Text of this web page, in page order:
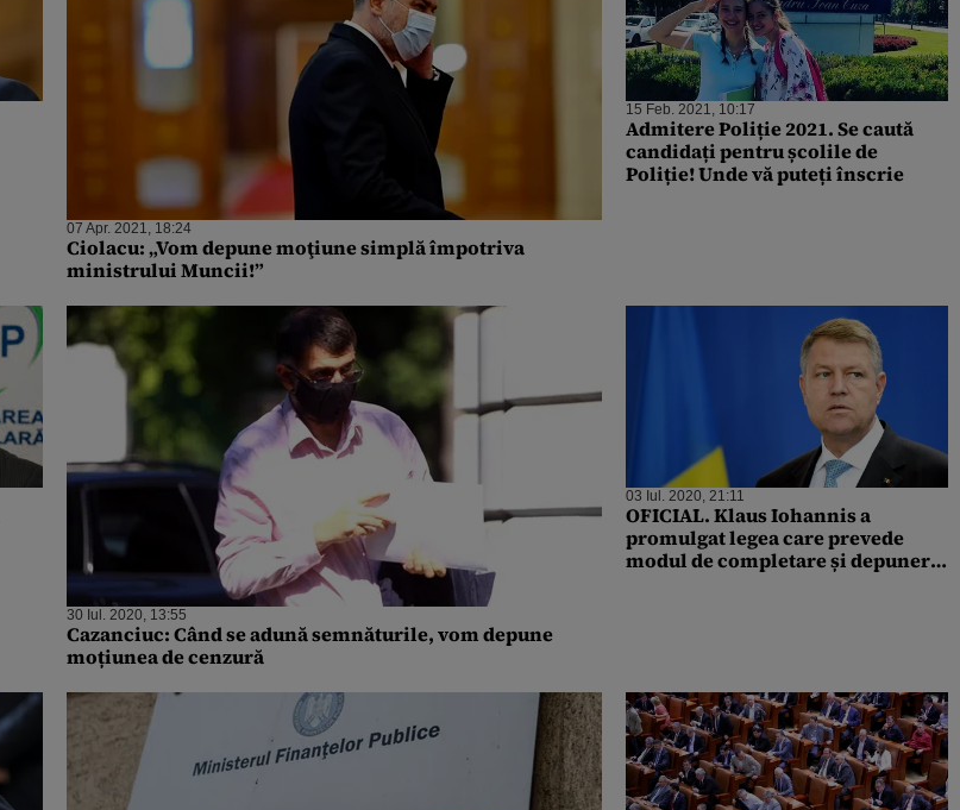
07 Apr. 2021, 18:24
Ciolacu: „Vom depune moţiune simplă împotriva
ministrului Muncii!”
15 Feb. 2021, 10:17
Admitere Poliție 2021. Se caută
candidați pentru școlile de
Poliție! Unde vă puteți înscrie
30 Iul. 2020, 13:55
Cazanciuc: Când se adună semnăturile, vom depune
moțiunea de cenzură
03 Iul. 2020, 21:11
OFICIAL. Klaus Iohannis a
promulgat legea care prevede
modul de completare și depunere